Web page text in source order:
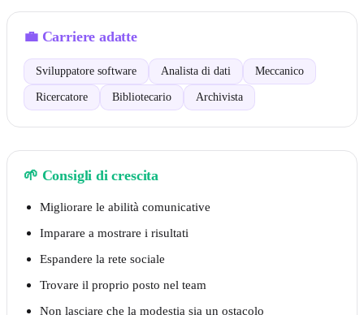
💼 Carriere adatte
Sviluppatore software Analista di dati Meccanico
Ricercatore Bibliotecario Archivista
🌱 Consigli di crescita
Migliorare le abilità comunicative
Imparare a mostrare i risultati
Espandere la rete sociale
Trovare il proprio posto nel team
Non lasciare che la modestia sia un ostacolo